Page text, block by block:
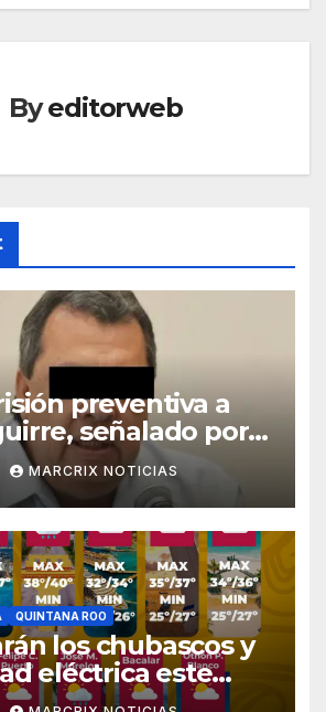
Byeditorweb
preventiva a
señalado por
MARCRIX NOTICIAS
QUINTANA ROO
los chubascos y
eléctrica este
Quintana Roo